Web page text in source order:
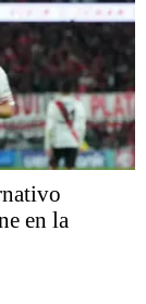
en la